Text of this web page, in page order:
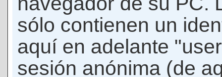
sólo contienen un
aquí en adelante
sesión anónima (de